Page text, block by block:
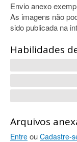
Envio anexo
As imagens não
sido publicada na
Habilidades
Arquivos
Entre ou Cadastre-